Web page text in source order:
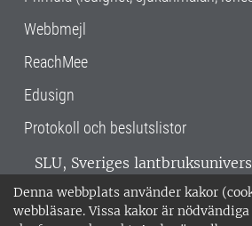
Denna webbplats använder kakor
webbläsare. Vissa kakor är
Webbmejl
ReachMee
Edusign
Protokoll och beslutslistor
SLU, Sveriges
verksamhet över hela Sverige.
Alnarp, Uppsala och Umeå.